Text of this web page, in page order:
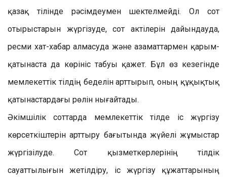
қазақ тілінде рәсімдеумен шектелмейді. Ол сот
отырыстарын жүргізуде, сот актілерін дайындауда,
ресми хат-хабар алмасуда және азаматтармен қарым-
қатынаста да көрініс табуы қажет. Бұл өз кезегінде
мемлекеттік тілдің беделін арттырып, оның құқықтық
қатынастардағы рөлін нығайтады.
Әкімшілік соттарда мемлекеттік тілде іс жүргізу
көрсеткіштерін арттыру бағытында жүйелі жұмыстар
жүргізілуде. Сот қызметкерлерінің тілдік
сауаттылығын жетілдіру, іс жүргізу құжаттарының